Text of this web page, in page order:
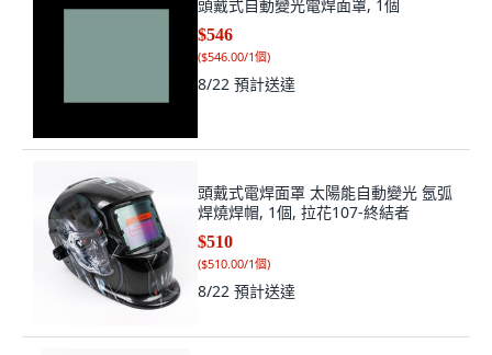
頭戴式自動變光電焊面罩, 1個
$546
($546.00/1個)
8/22 預計送達
頭戴式電焊面罩 太陽能自動變光 氬弧
焊燒焊帽, 1個, 拉花107-終結者
$510
($510.00/1個)
8/22 預計送達